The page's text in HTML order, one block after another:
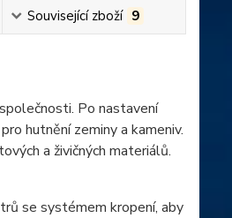
Související zboží 9
Po nastavení
hutnění zeminy a kameniv.
a živičných materiálů.
se systémem kropení, aby